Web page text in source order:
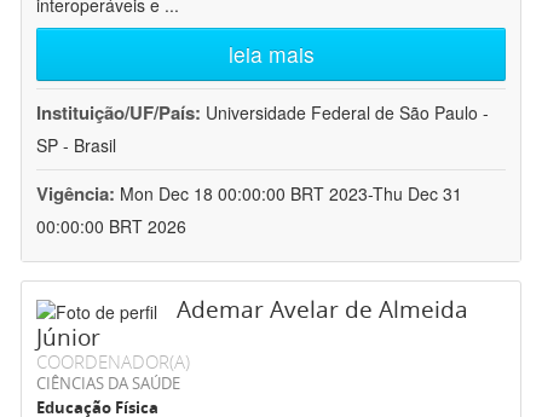
interoperáveis e ...
leia mais
Instituição/UF/País: Universidade Federal de São Paulo -
SP - Brasil
Vigência: Mon Dec 18 00:00:00 BRT 2023-Thu Dec 31
00:00:00 BRT 2026
Ademar Avelar de Almeida
Júnior
COORDENADOR(A)
CIÊNCIAS DA SAÚDE
Educação Física